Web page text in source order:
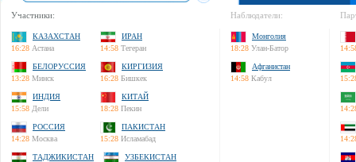
Участники:
КАЗАХСТАН
16:28 Астана
ИРАН
14:58 Тегеран
БЕЛОРУССИЯ
13:28 Минск
КИРГИЗИЯ
16:28 Бишкек
ИНДИЯ
15:58 Дели
КИТАЙ
18:28 Пекин
РОССИЯ
14:28 Москва
ПАКИСТАН
15:28 Исламабад
ТАДЖИКИСТАН
УЗБЕКИСТАН
Наблюдатели:
Монголия
18:28 Улан-Батор
Афганистан
14:58 Кабул